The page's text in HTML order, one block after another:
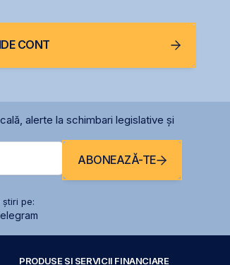
CONT
alerte la schimbari legislative și
ABONEAZĂ-TE
pe:
PRODUSE ȘI SERVICII FINANCIARE